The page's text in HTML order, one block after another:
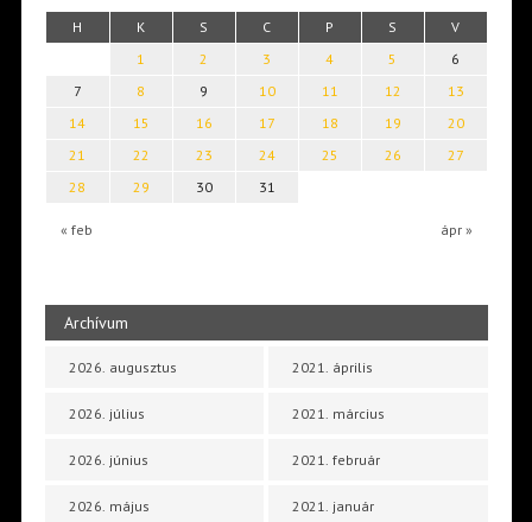
H K S C P S V
« feb ápr »
1 2 3 4 5
6
7
8 9 10 11 12
13
14
15 16 17 18 19
20
21
22 23 24 25 26
27
28
29 30 31
Archívum
2026. augusztus
2026. július
2026. június
2026. május
2021. április
2021. március
2021. február
2021. január